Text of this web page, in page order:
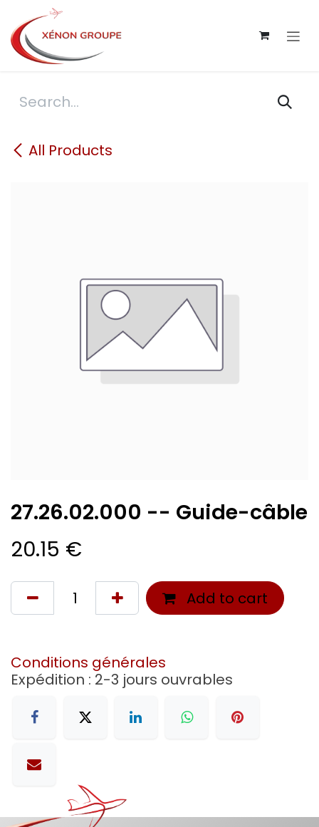
Skip to Content
All Products
27.26.02.000 -- Guide-câble
20.15 €
Add to cart
Conditions générales
Expédition : 2-3 jours ouvrables